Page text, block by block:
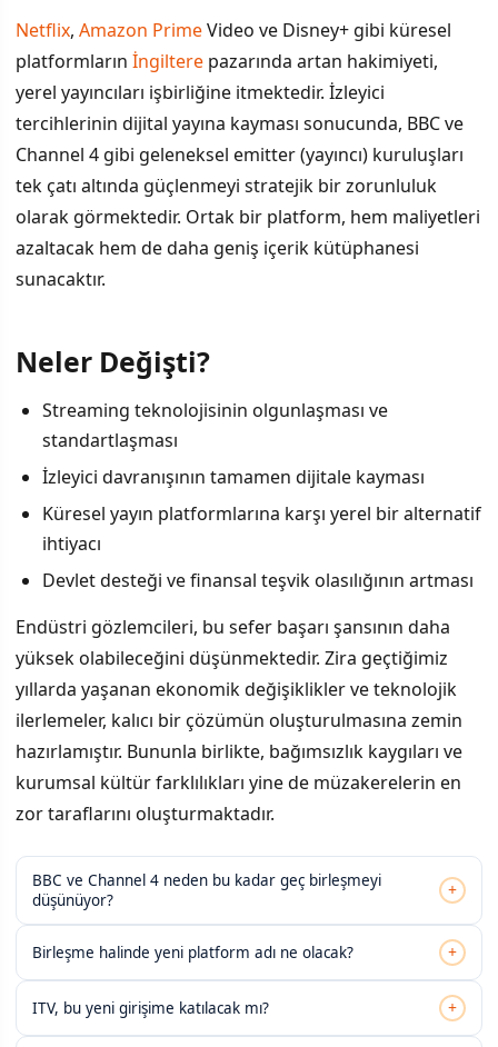
Netflix, Amazon PrimeVideo ve Disney+ gibi küresel
platformların İngiltere pazarında artan hakimiyeti,
yerel yayıncıları işbirliğine itmektedir. İzleyici
tercihlerinin dijital yayına kayması sonucunda, BBC ve
Channel 4 gibi geleneksel emitter (yayıncı) kuruluşları
tek çatı altında güçlenmeyi stratejik bir zorunluluk
olarak görmektedir. Ortak bir platform, hem maliyetleri
azaltacak hem de daha geniş içerik kütüphanesi
sunacaktır.
Neler Değişti?
Streaming teknolojisinin olgunlaşması ve
standartlaşması
İzleyici davranışının tamamen dijitale kayması
Küresel yayın platformlarına karşı yerel bir alternatif
ihtiyacı
Devlet desteği ve finansal teşvik olasılığının artması
Endüstri gözlemcileri, bu sefer başarı şansının daha
yüksek olabileceğini düşünmektedir. Zira geçtiğimiz
yıllarda yaşanan ekonomik değişiklikler ve teknolojik
ilerlemeler, kalıcı bir çözümün oluşturulmasına zemin
hazırlamıştır. Bununla birlikte, bağımsızlık kaygıları ve
kurumsal kültür farklılıkları yine de müzakerelerin en
zor taraflarını oluşturmaktadır.
BBC ve Channel 4 neden bu kadar geç birleşmeyi
düşünüyor?
+
Birleşme halinde yeni platform adı ne olacak? +
ITV, bu yeni girişime katılacak mı? +